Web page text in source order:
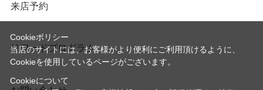
来店予約
リワードプログラム
Cookieポリシー
当店のサイトには、お客様がより便利にご利用頂けるように、
Cookieを使用しているページがございます。
Cookieについて